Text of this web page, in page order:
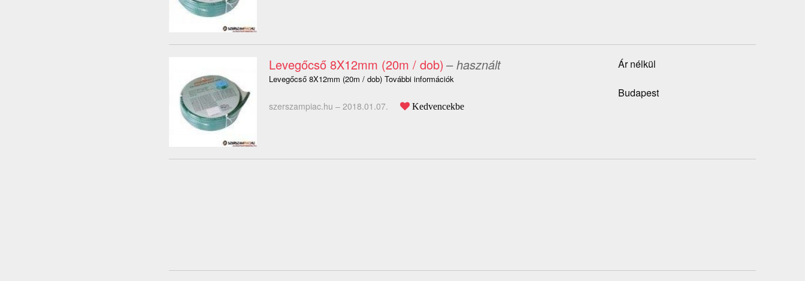
Levegőcső 8X12mm (20m / dob) – használt
Levegőcső 8X12mm (20m / dob) További információk
szerszampiac.hu – 2018.01.07. Kedvencekbe
Ár nélkül
Budapest